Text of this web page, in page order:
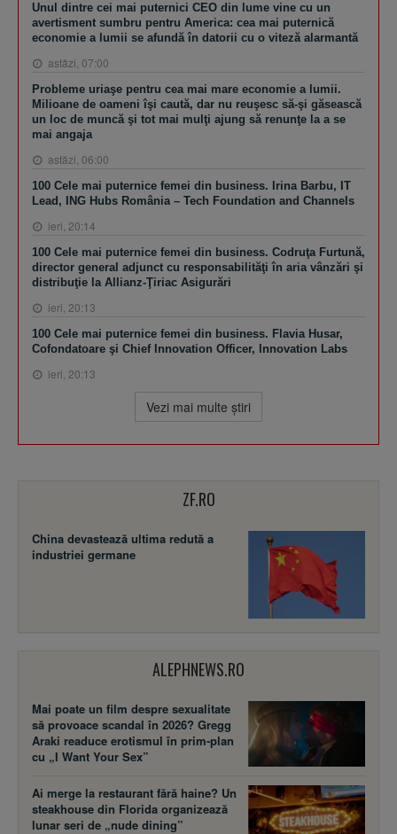
Unul dintre cei mai puternici CEO din lume vine cu un
avertisment sumbru pentru America: cea mai puternică
economie a lumii se afundă în datorii cu o viteză alarmantă
astăzi, 07:00
Probleme uriaşe pentru cea mai mare economie a lumii.
Milioane de oameni îşi caută, dar nu reuşesc să-şi găsească
un loc de muncă şi tot mai mulţi ajung să renunţe la a se
mai angaja
astăzi, 06:00
100 Cele mai puternice femei din business. Irina Barbu, IT
Lead, ING Hubs România – Tech Foundation and Channels
ieri, 20:14
100 Cele mai puternice femei din business. Codruţa Furtună,
director general adjunct cu responsabilităţi în aria vânzări şi
distribuţie la Allianz-Ţiriac Asigurări
ieri, 20:13
100 Cele mai puternice femei din business. Flavia Husar,
Cofondatoare şi Chief Innovation Officer, Innovation Labs
ieri, 20:13
Vezi mai multe ştiri
ZF.RO
China devastează ultima redută a
industriei germane
ALEPHNEWS.RO
Mai poate un film despre sexualitate
să provoace scandal în 2026? Gregg
Araki readuce erotismul în prim-plan
cu „I Want Your Sex”
Ai merge la restaurant fără haine? Un
steakhouse din Florida organizează
lunar seri de „nude dining”